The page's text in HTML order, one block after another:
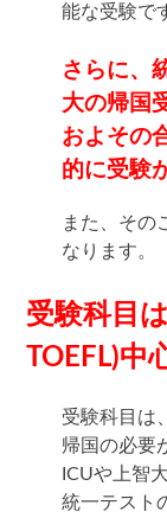
能な受験で
さらに、
大の帰国
およその
的に受験
また、その
なります。
受験科目
TOEFL)中
受験科目は
帰国の必要
ICUや上智
統一テスト